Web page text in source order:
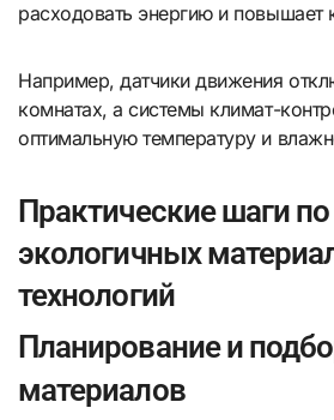
расходовать энергию и повышает
Например, датчики движения
комнатах, а системы климат-
оптимальную температуру и
Практические шаги
экологичных
технологий
Планирование и
материалов